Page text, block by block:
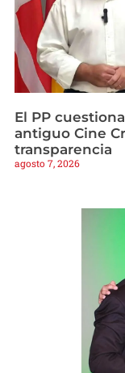
El PP
antiguo Cine
transparencia
agosto 7, 2026